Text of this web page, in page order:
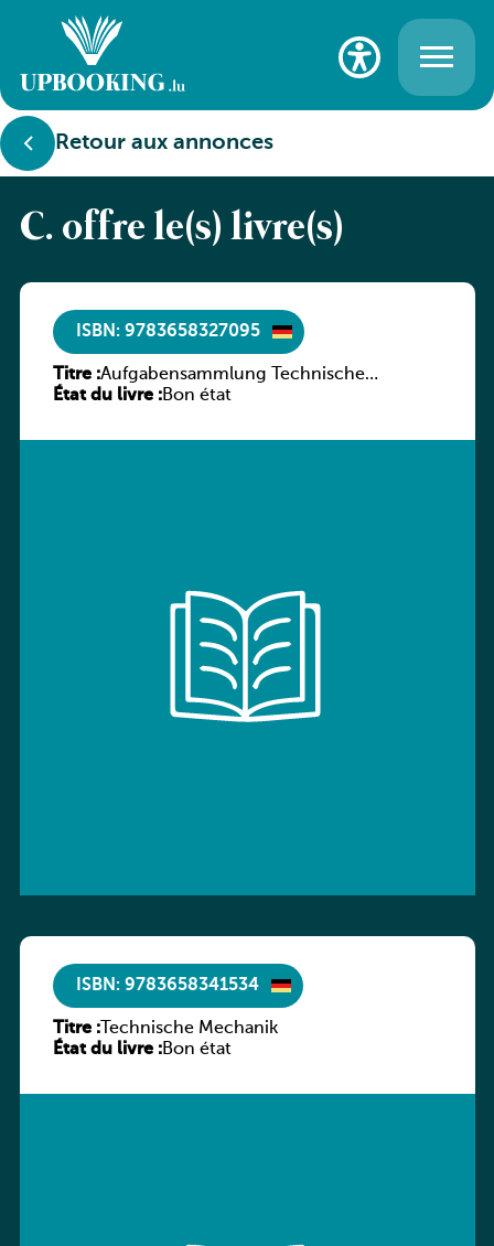
Retour aux annonces
C. offre le(s) livre(s)
ISBN: 9783658327095
Titre :Aufgabensammlung Technische
Mechanik
État du livre :Bon état
ISBN: 9783658341534
Titre :Technische Mechanik
État du livre :Bon état